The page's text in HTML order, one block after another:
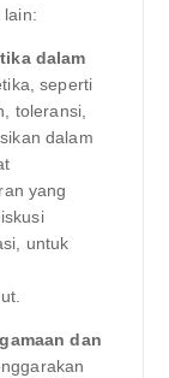
lain:
dalam
seperti
toleransi,
dalam
yang
untuk
dan